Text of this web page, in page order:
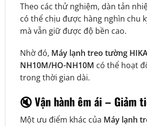
Theo các thử nghiệm, dàn tản
có thể chịu được hàng nghìn chu
mà vẫn giữ được độ bền cao.
Nhờ đó, Máy lạnh treo tường
NH10M/HO-NH10M có thể hoạt
trong thời gian dài.
🔇 Vận hành êm ái – Giảm
Một ưu điểm khác của Máy lạnh